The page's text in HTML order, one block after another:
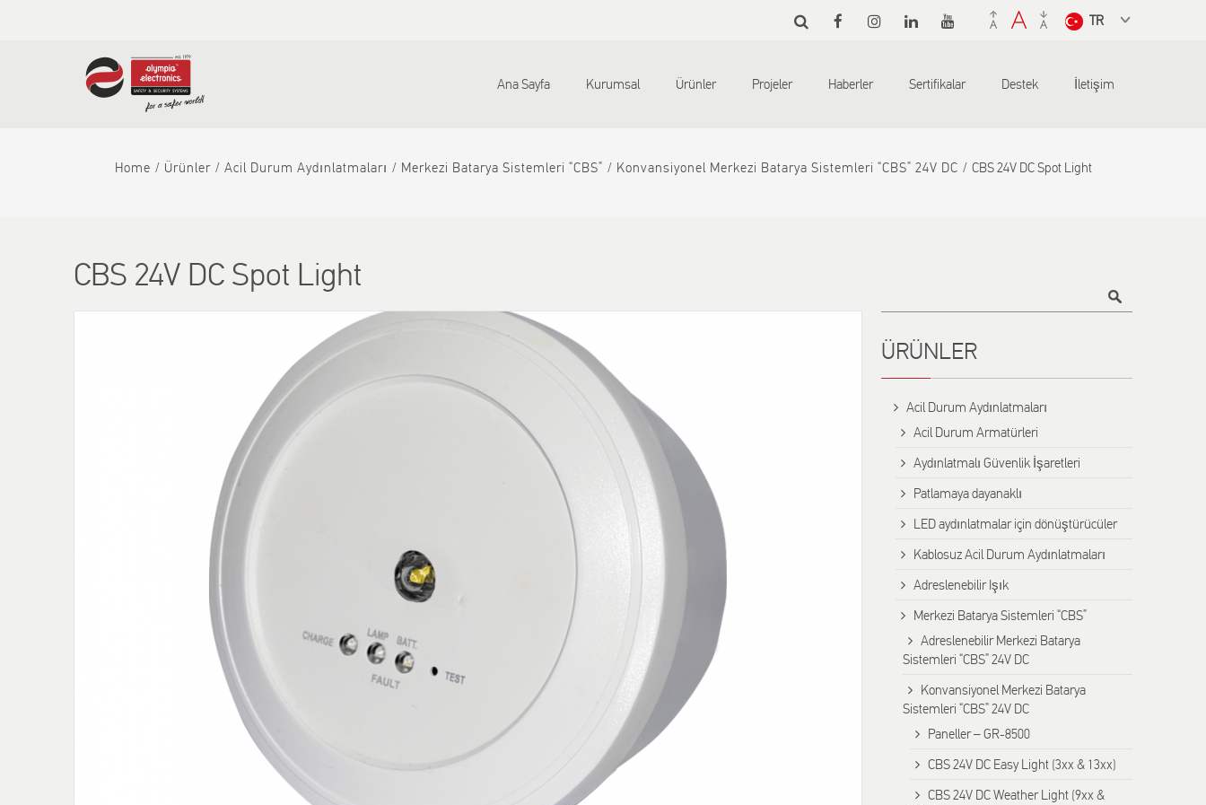
dropdown
Ana Sayfa Kurumsal Ürünler Projeler Haberler Sertifikalar Destek İletişim
Home Ürünler Αcil Durum Aydınlatmaları Merkezi Batarya Sistemleri “CBS” Konvansiyonel Merkezi Batarya Sistemleri “CBS” 24V DC CBS 24V DC Spot Light
CBS 24V DC Spot Light
ÜRÜNLER
Αcil Durum Aydınlatmaları
Acil Durum Armatürleri
Aydınlatmalı Güvenlik İşaretleri
Patlamaya dayanaklı
LED aydınlatmalar için dönüştürücüler
Kablosuz Acil Durum Aydınlatmaları
Adreslenebilir Işık
Merkezi Batarya Sistemleri “CBS”
Adreslenebilir Merkezi Batarya
Sistemleri “CBS” 24V DC
Konvansiyonel Merkezi Batarya
Sistemleri “CBS” 24V DC
Paneller – GR-8500
CBS 24V DC Easy Light (3xx & 13xx)
CBS 24V DC Weather Light (9xx &